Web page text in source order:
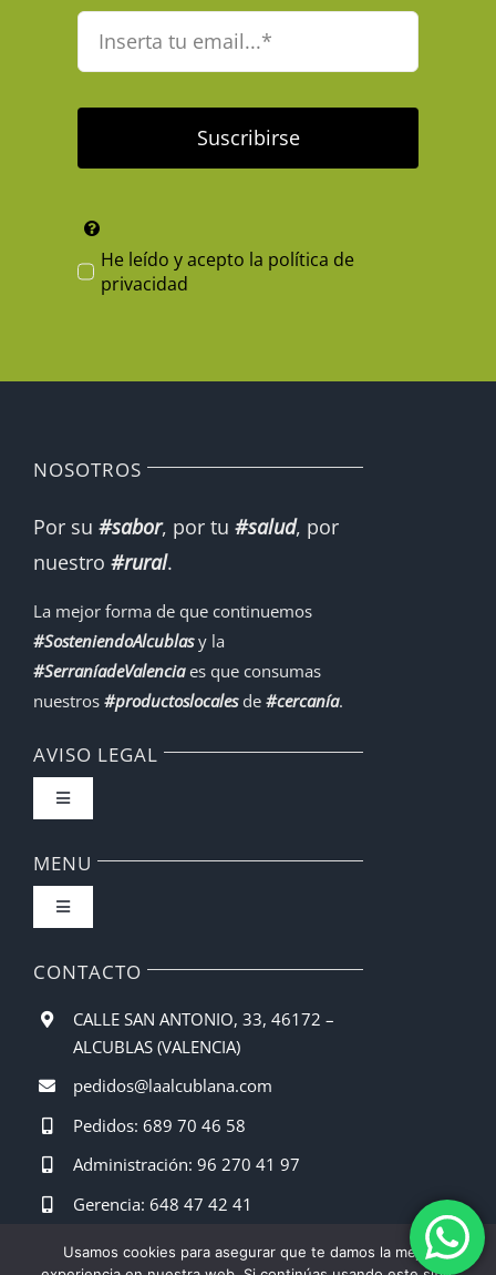
Correo
electrónico
Suscribirse
He leído y acepto la política de
privacidad
NOSOTROS
Por su #sabor, por tu #salud, por
nuestro #rural.
La mejor forma de que continuemos
#SosteniendoAlcublasy la
#SerraníadeValenciaes que consumas
nuestros #productoslocalesde #cercanía.
AVISO LEGAL
Toggle
Política de privacidad
Condiciones de uso
Mapa del sitio
MENU
Toggle
Inicio
La cooperativa
Blog noticias
CONTACTO
CALLE SAN ANTONIO, 33, 46172 –
ALCUBLAS (VALENCIA)
pedidos@laalcublana.com
Pedidos: 689 70 46 58
Administración: 96 270 41 97
Gerencia: 648 47 42 41
Usamos cookies para asegurar que te damos la mejor